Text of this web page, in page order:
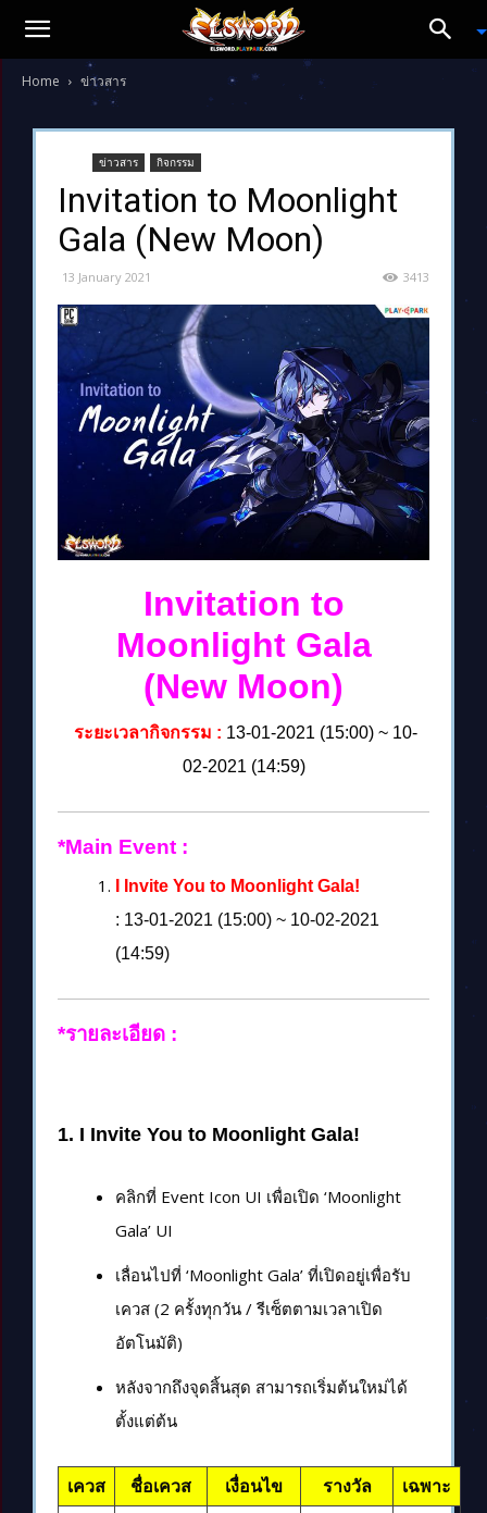
Home ข่าวสาร
ข่าวสาร กิจกรรม
Invitation to Moonlight
Gala (New Moon)
13 January 2021 3413
Invitation to
Moonlight Gala
(New Moon)
ระยะเวลากิจกรรม : 13-01-2021 (15:00) ~ 10-
02-2021 (14:59)
*Main Event :
I Invite You to Moonlight Gala!
: 13-01-2021 (15:00) ~ 10-02-2021
(14:59)
*รายละเอียด :
1. I Invite You to Moonlight Gala!
คลิกที่ Event Icon UI เพื่อเปิด ‘Moonlight
Gala’ UI
เลื่อนไปที่ ‘Moonlight Gala’ ที่เปิดอยู่เพื่อรับ
เควส (2 ครั้งทุกวัน / รีเซ็ตตามเวลาเปิด
อัตโนมัติ)
หลังจากถึงจุดสิ้นสุด สามารถเริ่มต้นใหม่ได้
ตั้งแต่ต้น
เควส ชื่อเควส เงื่อนไข รางวัล เฉพาะ